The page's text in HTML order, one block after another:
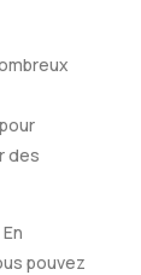
des
pouvez